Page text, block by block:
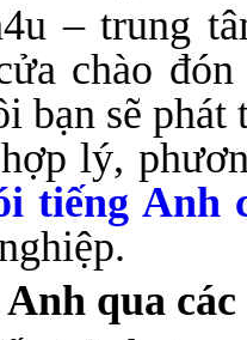
tâm
chào
bạn sẽ
lý,
tiếng Anh
qua